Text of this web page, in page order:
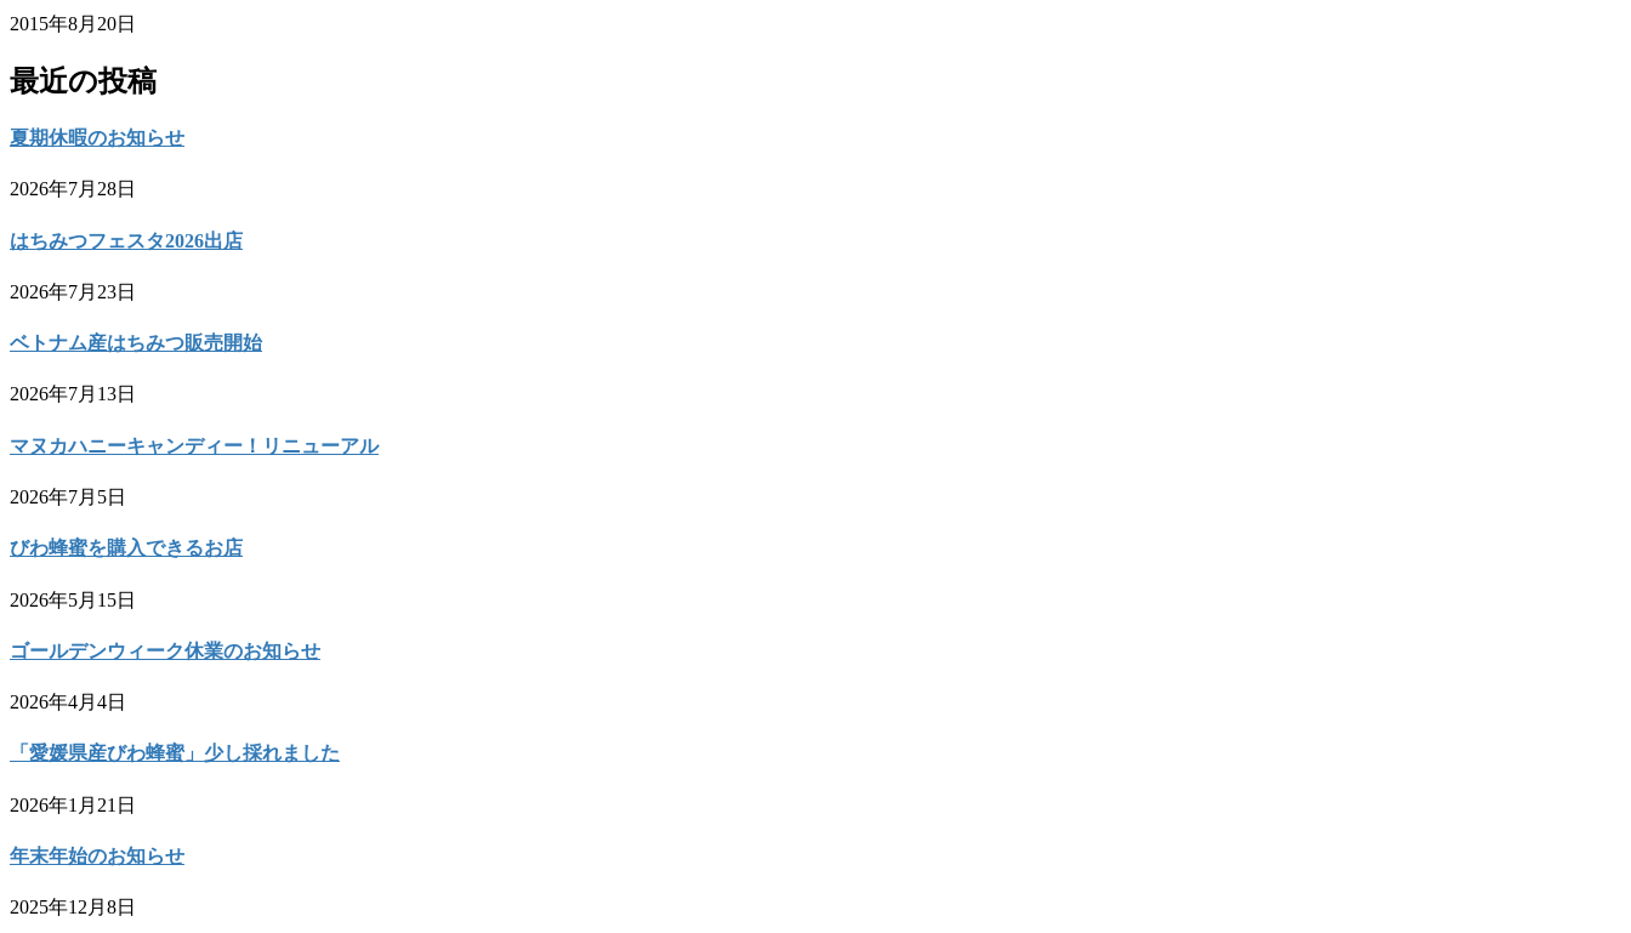
2015年8月20日
最近の投稿
夏期休暇のお知らせ
2026年7月28日
はちみつフェスタ2026出店
2026年7月23日
ベトナム産はちみつ販売開始
2026年7月13日
マヌカハニーキャンディー！リニューアル
2026年7月5日
びわ蜂蜜を購入できるお店
2026年5月15日
ゴールデンウィーク休業のお知らせ
2026年4月4日
「愛媛県産びわ蜂蜜」少し採れました
2026年1月21日
年末年始のお知らせ
2025年12月8日